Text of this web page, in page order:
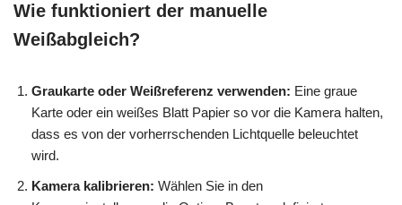
Wie funktioniert der manuelle
Weißabgleich?
Graukarte oder Weißreferenz verwenden: Eine graue
Karte oder ein weißes Blatt Papier so vor die Kamera halten,
dass es von der vorherrschenden Lichtquelle beleuchtet
wird.
Kamera kalibrieren: Wählen Sie in den